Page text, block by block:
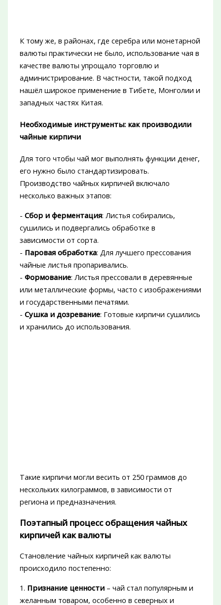
К тому же, в районах, где серебра или монетарной
валюты практически не было, использование чая в
качестве валюты упрощало торговлю и
администрирование. В частности, такой подход
нашёл широкое применение в Тибете, Монголии и
западных частях Китая.
Необходимые инструменты: как производили
чайные кирпичи
Для того чтобы чай мог выполнять функции денег,
его нужно было стандартизировать.
Производство чайных кирпичей включало
несколько важных этапов:
- Сбор и ферментация: Листья собирались,
сушились и подвергались обработке в
зависимости от сорта.
- Паровая обработка: Для лучшего прессования
чайные листья пропаривались.
- Формование: Листья прессовали в деревянные
или металлические формы, часто с изображениями
и государственными печатями.
- Сушка и дозревание: Готовые кирпичи сушились
и хранились до использования.
Такие кирпичи могли весить от 250 граммов до
нескольких килограммов, в зависимости от
региона и предназначения.
Поэтапный процесс обращения чайных
кирпичей как валюты
Становление чайных кирпичей как валюты
происходило постепенно:
1. Признание ценности– чай стал популярным и
желанным товаром, особенно в северных и